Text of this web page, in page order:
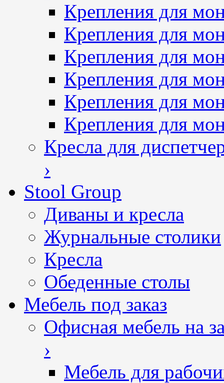
Крепления для
Крепления для
Крепления для
Крепления для
Крепления для
Крепления для
Кресла для
›
Stool Group
Диваны и кресла
Журнальные столики
Кресла
Обеденные столы
Мебель под заказ
Офисная мебель на
›
Мебель для